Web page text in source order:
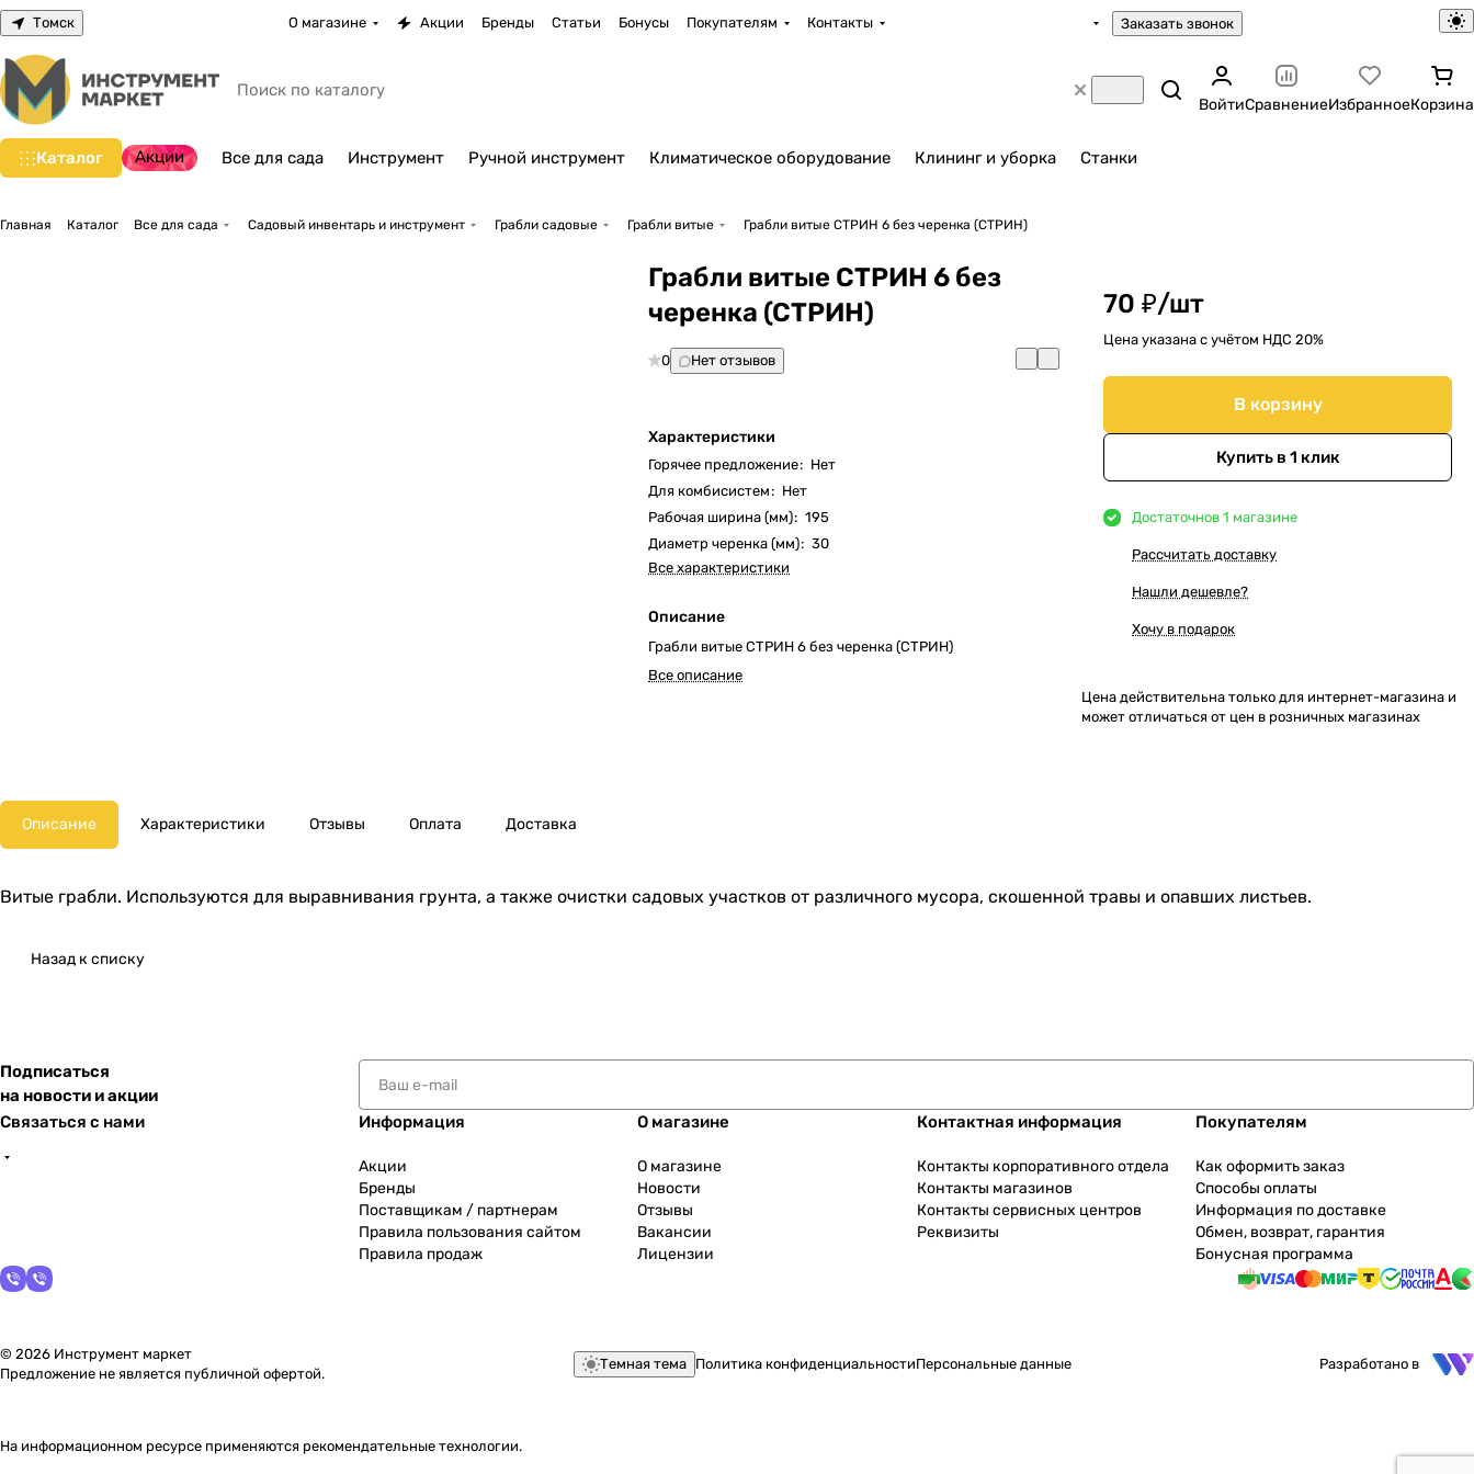
Томск О магазине Акции Бренды Статьи Бонусы Покупателям Контакты Заказать звонок
ВойтиСравнениеИзбранноеКорзина
Каталог Акции Все для сада Инструмент Ручной инструмент Климатическое оборудование Клининг и уборка Станки
Главная Каталог Все для сада Садовый инвентарь и инструмент Грабли садовые Грабли витые Грабли витые СТРИН 6 без черенка (СТРИН)
Грабли витые СТРИН 6 без
черенка (СТРИН)
0 Нет отзывов
Характеристики
Горячее предложение: Нет
Для комбисистем: Нет
Рабочая ширина (мм): 195
Диаметр черенка (мм): 30
Все характеристики
Описание
Грабли витые СТРИН 6 без черенка (СТРИН)
Все описание
70 ₽/шт
Цена указана с учётом НДС 20%
В корзину
Купить в 1 клик
Достаточнов 1 магазине
Рассчитать доставку
Нашли дешевле?
Хочу в подарок
Цена действительна только для интернет-магазина и
может отличаться от цен в розничных магазинах
Описание Характеристики Отзывы Оплата Доставка
Витые грабли. Используются для выравнивания грунта, а также очистки садовых участков от различного мусора, скошенной травы и опавших листьев.
Назад к списку
Подписаться
на новости и акции
Связаться с нами
Информация
Акции
Бренды
Поставщикам / партнерам
Правила пользования сайтом
Правила продаж
О магазине
О магазине
Новости
Отзывы
Вакансии
Лицензии
Контактная информация
Контакты корпоративного отдела
Контакты магазинов
Контакты сервисных центров
Реквизиты
Покупателям
Как оформить заказ
Способы оплаты
Информация по доставке
Обмен, возврат, гарантия
Бонусная программа
© 2026 Инструмент маркет
Предложение не является публичной офертой.
Темная тема Политика конфиденциальностиПерсональные данные Разработано в
На информационном ресурсе применяются рекомендательные технологии.